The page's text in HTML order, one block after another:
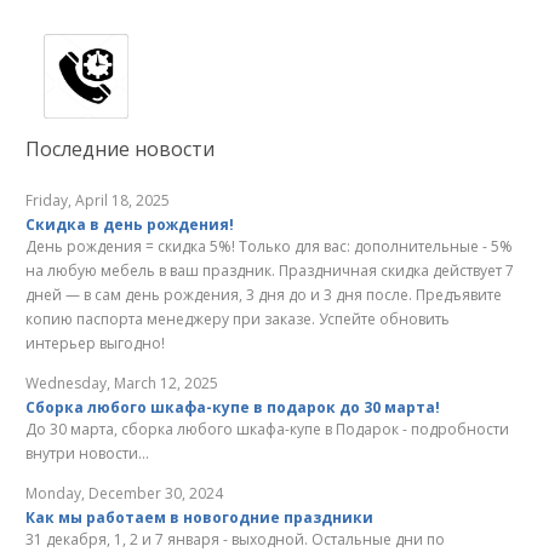
Последние новости
Friday, April 18, 2025
Скидка в день рождения!
День рождения = скидка 5%! Только для вас: дополнительные - 5%
на любую мебель в ваш праздник. Праздничная скидка действует 7
дней — в сам день рождения, 3 дня до и 3 дня после. Предъявите
копию паспорта менеджеру при заказе. Успейте обновить
интерьер выгодно!
Wednesday, March 12, 2025
Сборка любого шкафа-купе в подарок до 30 марта!
До 30 марта, сборка любого шкафа-купе в Подарок - подробности
внутри новости...
Monday, December 30, 2024
Как мы работаем в новогодние праздники
31 декабря, 1, 2 и 7 января - выходной. Остальные дни по